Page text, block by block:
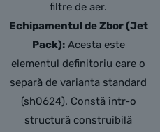
filtre de aer.
Echipamentul de Zbor (Jet
Pack):Acesta este
elementul definitoriu care o
separă de varianta standard
(sh0624). Constă într-o
structură construibilă